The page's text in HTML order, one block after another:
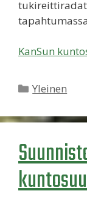
tukireittiradat
KanSun
Kategoriat
Yleinen